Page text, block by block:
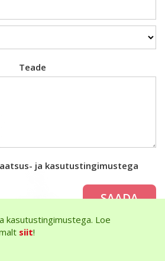
Teade
ja kasutustingimustega
SAADA
kasutustingimustega. Loe
siit!